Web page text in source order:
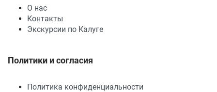
О нас
Контакты
Экскурсии по Калуге
Политики и согласия
Политика конфиденциальности